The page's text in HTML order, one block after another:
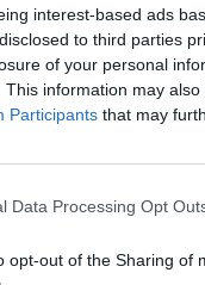
interest-based ads
to third parties
of your personal
This information may
Participants that may
Data Processing Opt
opt-out of the Sharing of
l’any
com a
pels nous
del Port
de col·laboració
locals. “El Port
i implementació